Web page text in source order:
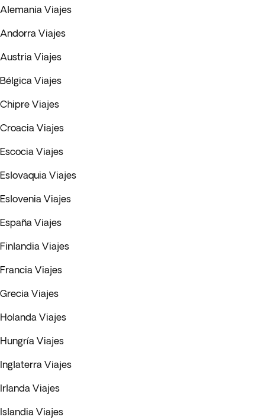
Alemania Viajes
Andorra Viajes
Austria Viajes
Bélgica Viajes
Chipre Viajes
Croacia Viajes
Escocia Viajes
Eslovaquia Viajes
Eslovenia Viajes
España Viajes
Finlandia Viajes
Francia Viajes
Grecia Viajes
Holanda Viajes
Hungría Viajes
Inglaterra Viajes
Irlanda Viajes
Islandia Viajes